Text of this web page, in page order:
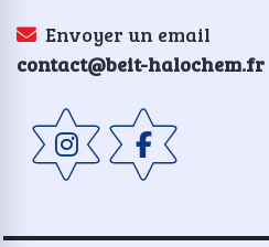
Envoyer un email
contact@beit-halochem.fr